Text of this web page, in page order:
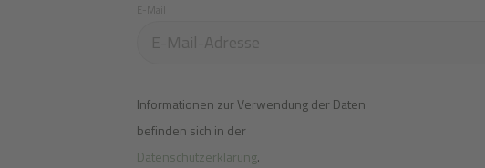
E-Mail
Informationen zur Verwendung der Daten
befinden sich in der
Datenschutzerklärung.